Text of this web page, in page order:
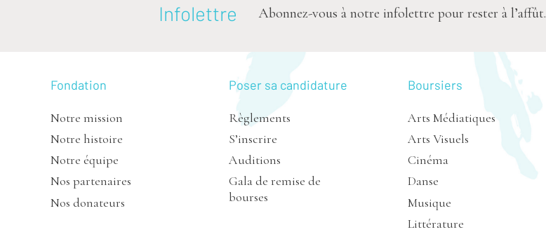
Infolettre Abonnez-vous à notre infolettre pour rester à l’affût.
Fondation
Notre mission
Notre histoire
Notre équipe
Nos partenaires
Nos donateurs
Poser sa candidature
Règlements
S’inscrire
Auditions
Gala de remise de
bourses
Boursiers
Arts Médiatiques
Arts Visuels
Cinéma
Danse
Musique
Littérature